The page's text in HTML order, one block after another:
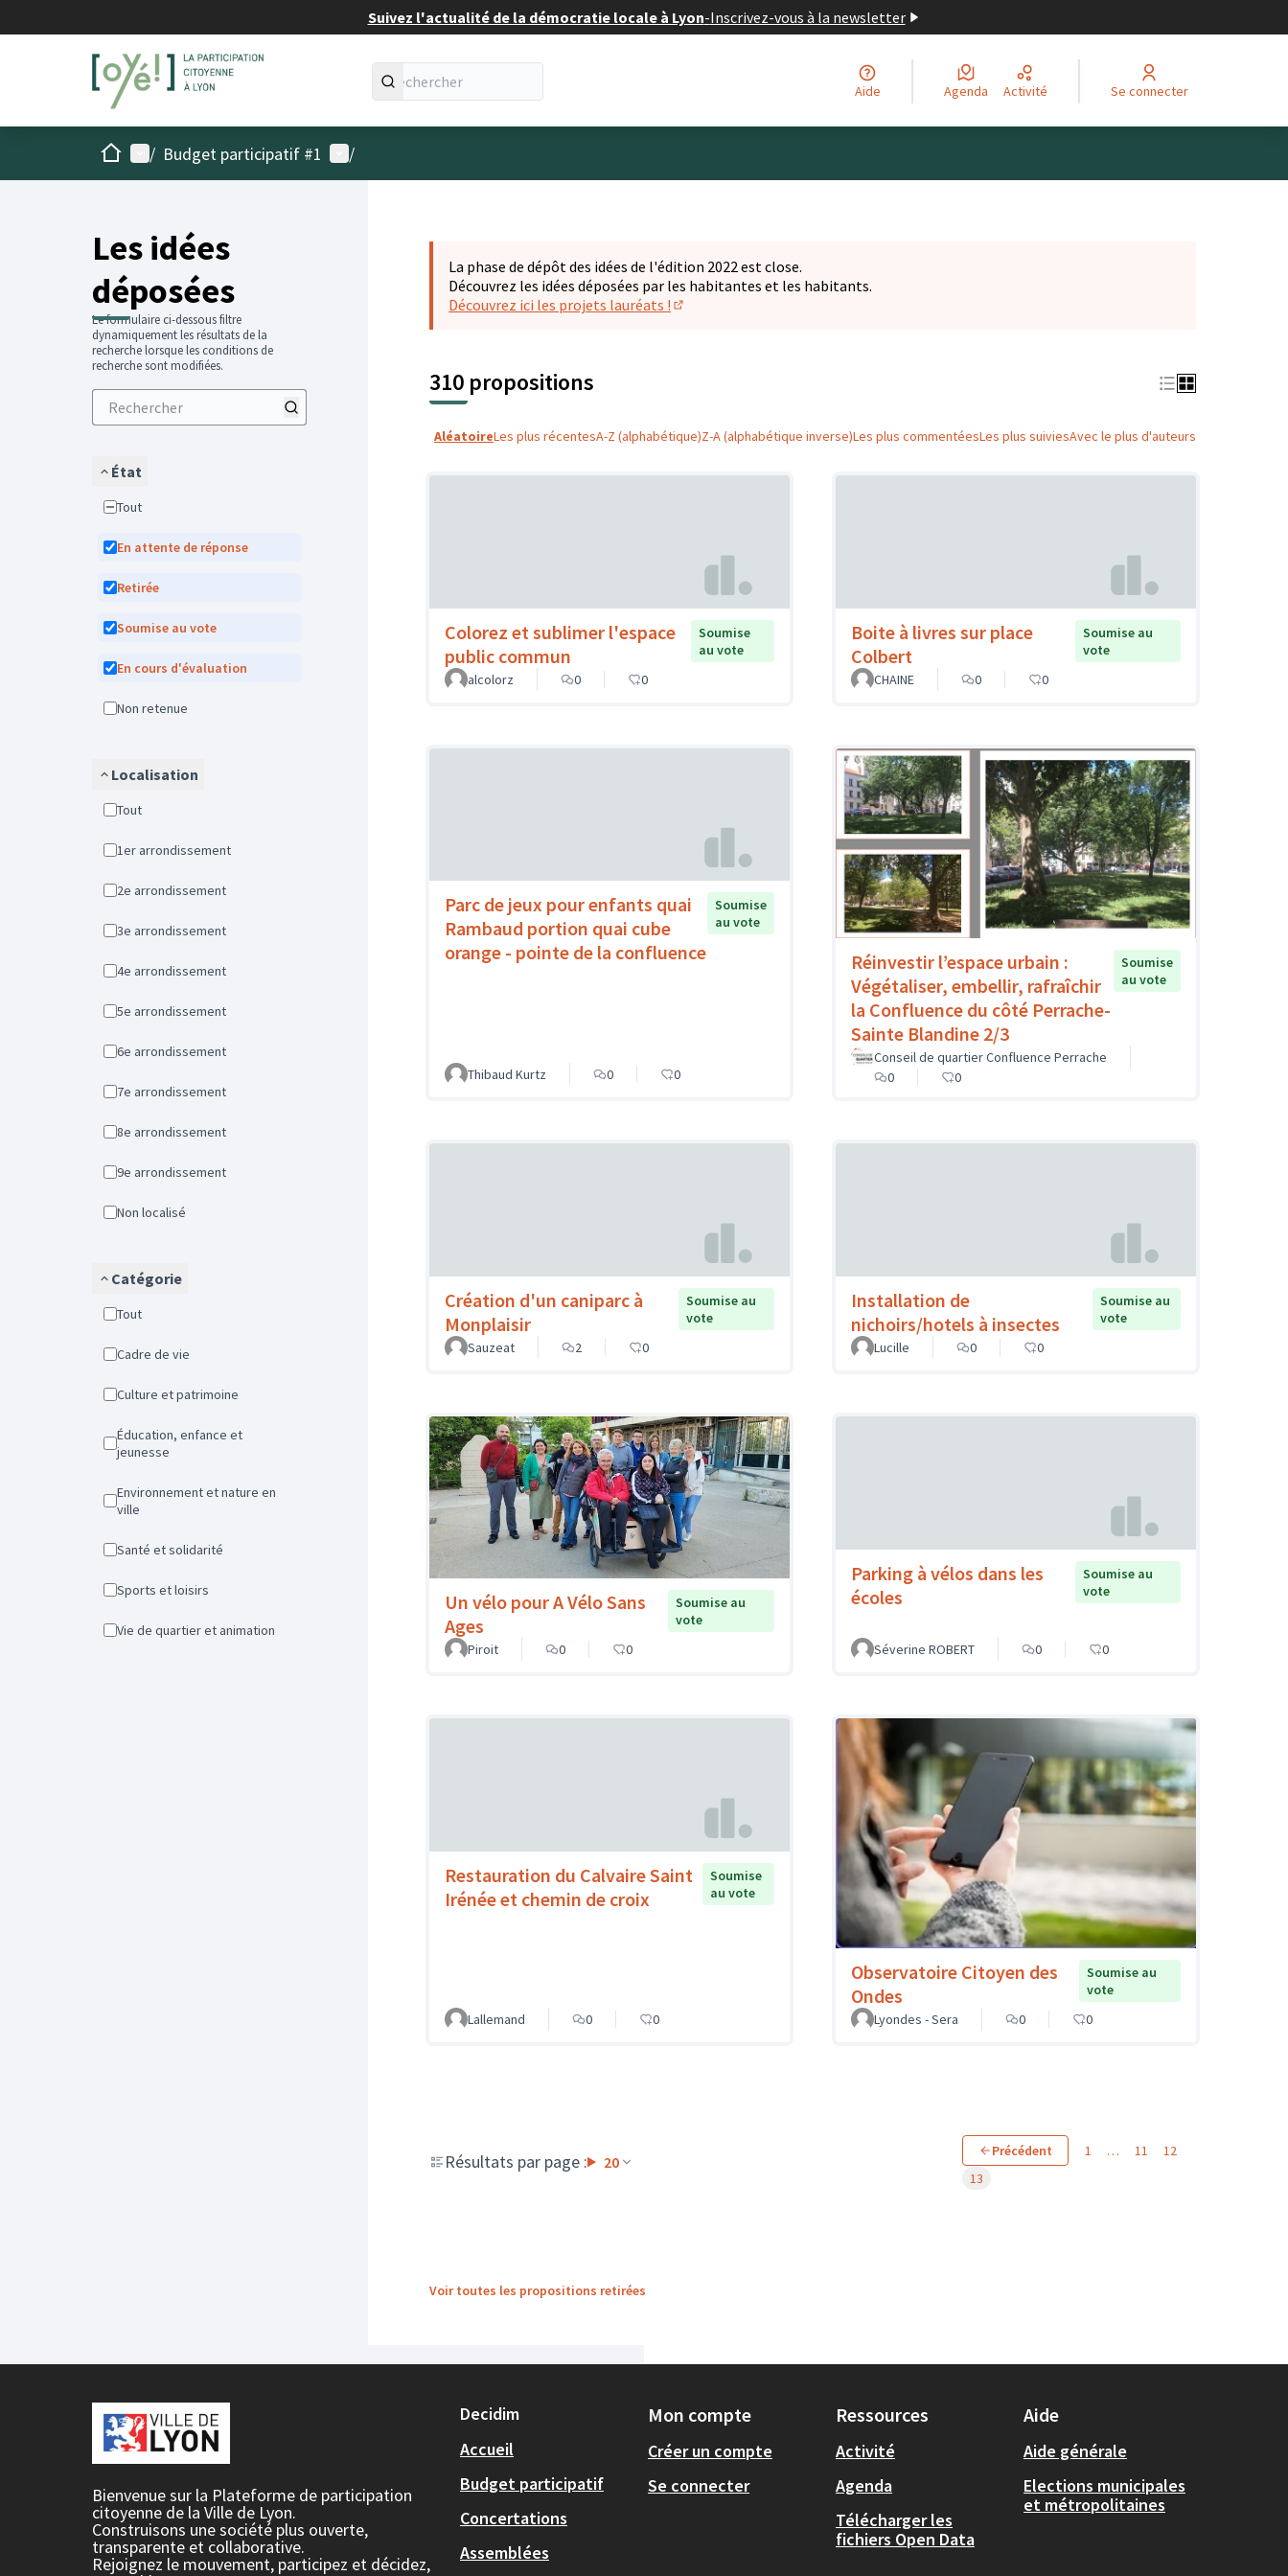
Suivez l'actualité de la démocratie locale à Lyon-Inscrivez-vous à la newsletter
Aide Agenda Activité Se connecter
AccueilMenu principal
/ Budget participatif #1 Menu utilisateur
/
Les idées
déposées
Le formulaire ci-dessous filtre
dynamiquement les résultats de la
recherche lorsque les conditions de
recherche sont modifiées.
État
Tout
En attente de réponse
Retirée
Soumise au vote
En cours d'évaluation
Non retenue
Localisation
Tout
1er arrondissement
2e arrondissement
3e arrondissement
4e arrondissement
5e arrondissement
6e arrondissement
7e arrondissement
8e arrondissement
9e arrondissement
Non localisé
Catégorie
Tout
Cadre de vie
Culture et patrimoine
Éducation, enfance et
jeunesse
Environnement et nature en
ville
Santé et solidarité
Sports et loisirs
Vie de quartier et animation
La phase de dépôt des idées de l'édition 2022 est close.
Découvrez les idées déposées par les habitantes et les habitants.
Découvrez ici les projets lauréats !
310 propositions
AléatoireLes plus récentesA-Z (alphabétique)Z-A (alphabétique inverse)Les plus commentéesLes plus suiviesAvec le plus d'auteurs
Colorez et sublimer l'espace
public commun
Soumise
au vote
alcolorz
0 0
Boite à livres sur place
Colbert
Soumise au
vote
CHAINE
0 0
Parc de jeux pour enfants quai
Rambaud portion quai cube
orange - pointe de la confluence
Soumise
au vote
Thibaud Kurtz 0 0
Réinvestir l’espace urbain :
Végétaliser, embellir, rafraîchir
la Confluence du côté Perrache-
Sainte Blandine 2/3
Soumise
au vote
Conseil de quartier Confluence Perrache
0
0
Création d'un caniparc à
Monplaisir
Soumise au
vote
Sauzeat
2 0
Installation de
nichoirs/hotels à insectes
Soumise au
vote
Lucille
0 0
Un vélo pour A Vélo Sans
Ages
Soumise au
vote
Piroit
0 0
Parking à vélos dans les
écoles
Soumise au
vote
Séverine ROBERT 0 0
Restauration du Calvaire Saint
Irénée et chemin de croix
Soumise
au vote
Lallemand 0 0
Observatoire Citoyen des
Ondes
Soumise au
vote
Lyondes - Sera
0 0
Résultats par page : 20
Précédent 1 … 11
12
13
Voir toutes les propositions retirées
Bienvenue sur la Plateforme de participation
citoyenne de la Ville de Lyon.
Construisons une société plus ouverte,
transparente et collaborative.
Rejoignez le mouvement, participez et décidez,
Decidim
Accueil
Budget participatif
Concertations
Assemblées
Mon compte
Créer un compte
Se connecter
Ressources
Activité
Agenda
Télécharger les
fichiers Open Data
Aide
Aide générale
Elections municipales
et métropolitaines